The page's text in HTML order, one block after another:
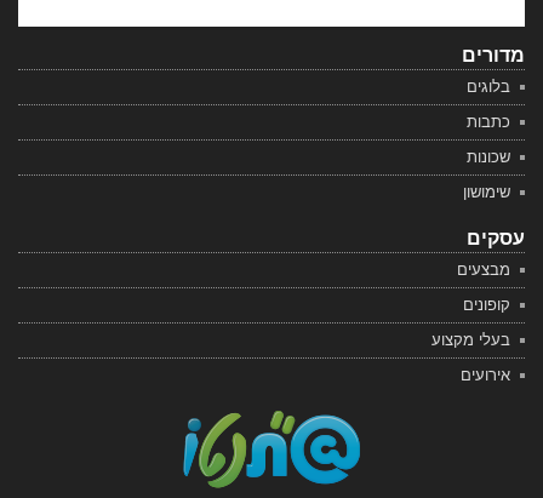
מדורים
בלוגים
כתבות
שכונות
שימושון
עסקים
מבצעים
קופונים
בעלי מקצוע
אירועים